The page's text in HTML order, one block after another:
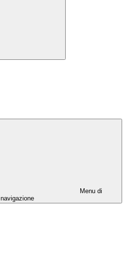
Menu di
navigazione